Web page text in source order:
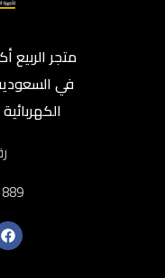
متجر الربيع
في